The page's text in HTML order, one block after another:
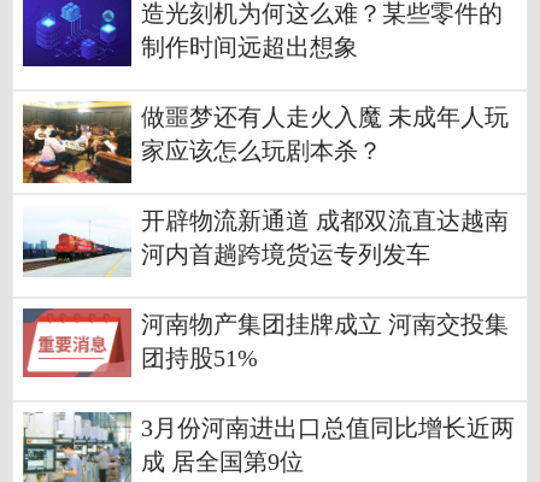
造光刻机为何这么难？某些零件的
制作时间远超出想象
做噩梦还有人走火入魔 未成年人玩
家应该怎么玩剧本杀？
开辟物流新通道 成都双流直达越南
河内首趟跨境货运专列发车
河南物产集团挂牌成立 河南交投集
团持股51%
3月份河南进出口总值同比增长近两
成 居全国第9位